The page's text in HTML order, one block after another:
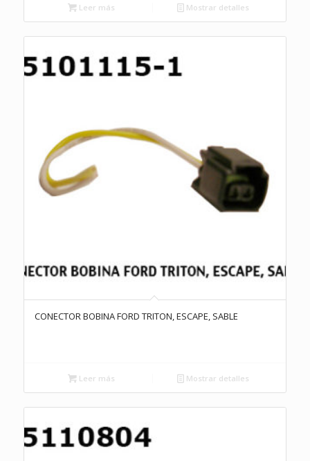
Leer más Mostrar detalles
CONECTOR BOBINA FORD TRITON, ESCAPE, SABLE
Leer más Mostrar detalles